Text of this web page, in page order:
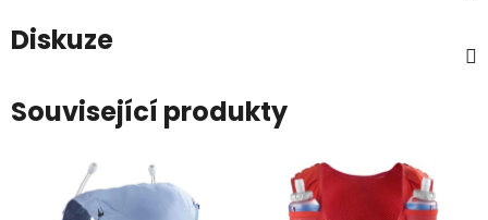
Diskuze
Související produkty